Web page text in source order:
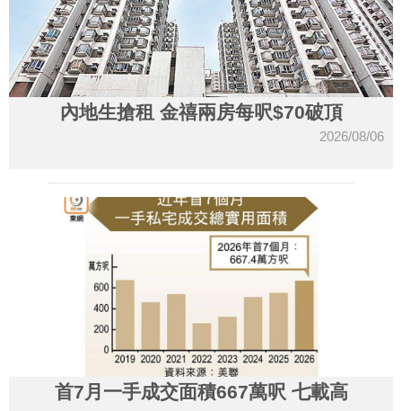
內地生搶租 金禧兩房每呎$70破頂
2026/08/06
首7月一手成交面積667萬呎 七載高